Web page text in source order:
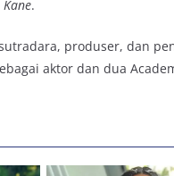
Kane.
produser, dan
aktor dan dua